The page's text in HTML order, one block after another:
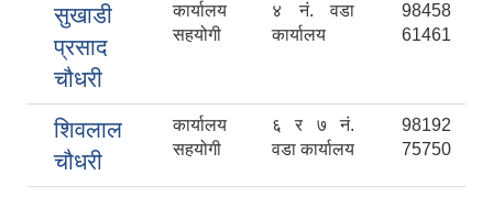
सुखाडी
प्रसाद
चौधरी
कार्यालय
सहयोगी
४ नं. वडा
कार्यालय
98458
61461
शिवलाल
चौधरी
कार्यालय
सहयोगी
६ र ७ नं.
वडा कार्यालय
98192
75750